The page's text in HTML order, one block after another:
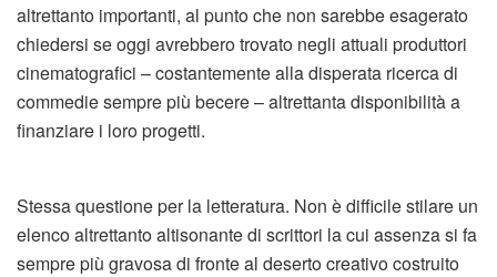
altrettanto importanti, al punto che non sarebbe esagerato
chiedersi se oggi avrebbero trovato negli attuali produttori
cinematografici – costantemente alla disperata ricerca di
commedie sempre più becere – altrettanta disponibilità a
finanziare i loro progetti.
Stessa questione per la letteratura. Non è difficile stilare un
elenco altrettanto altisonante di scrittori la cui assenza si fa
sempre più gravosa di fronte al deserto creativo costruito